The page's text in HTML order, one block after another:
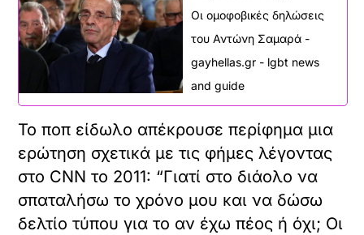
Οι ομοφοβικές δηλώσεις
του Αντώνη Σαμαρά -
gayhellas.gr - lgbt news
and guide
Το ποπ είδωλο απέκρουσε περίφημα μια
ερώτηση σχετικά με τις φήμες λέγοντας
στο CNN το 2011: “Γιατί στο διάολο να
σπαταλήσω το χρόνο μου και να δώσω
δελτίο τύπου για το αν έχω πέος ή όχι; Οι